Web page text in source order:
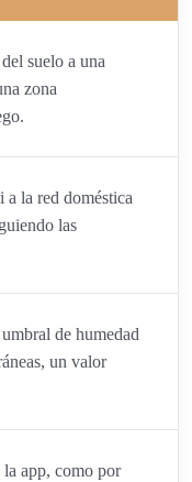
suelo a una
zona
la red doméstica
las
de humedad
un valor
la app, como por